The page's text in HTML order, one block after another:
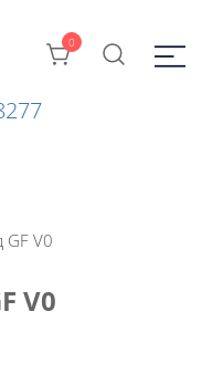
та ін. від ТМ "EMKA
0
GF V0
V0